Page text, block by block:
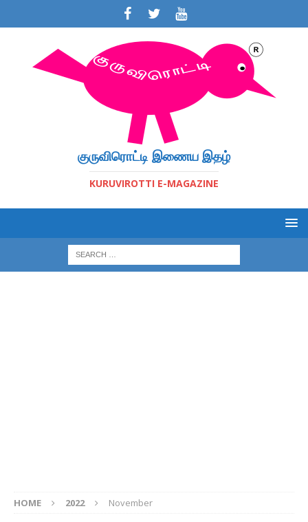
குருவிரொட்டி இணைய இதழ்
KURUVIROTTI E-MAGAZINE
HOME 2022 November